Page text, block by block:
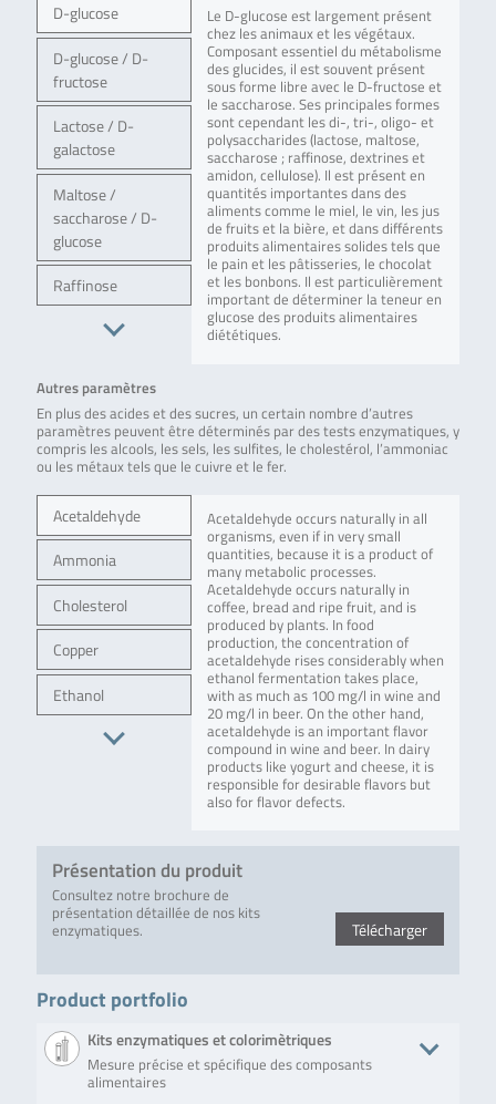
D-glucose
D-glucose / D-
fructose
Lactose / D-
galactose
Maltose /
saccharose / D-
glucose
Raffinose
Le D-glucose est largement présent
chez les animaux et les végétaux.
Composant essentiel du métabolisme
des glucides, il est souvent présent
sous forme libre avec le D-fructose et
le saccharose. Ses principales formes
sont cependant les di-, tri-, oligo- et
polysaccharides (lactose, maltose,
saccharose ; raffinose, dextrines et
amidon, cellulose). Il est présent en
quantités importantes dans des
aliments comme le miel, le vin, les jus
de fruits et la bière, et dans différents
produits alimentaires solides tels que
le pain et les pâtisseries, le chocolat
et les bonbons. Il est particulièrement
important de déterminer la teneur en
glucose des produits alimentaires
diététiques.
Autres paramètres
En plus des acides et des sucres, un certain nombre d’autres
paramètres peuvent être déterminés par des tests enzymatiques, y
compris les alcools, les sels, les sulfites, le cholestérol, l’ammoniac
ou les métaux tels que le cuivre et le fer.
Acetaldehyde
Ammonia
Cholesterol
Copper
Ethanol
Acetaldehyde occurs naturally in all
organisms, even if in very small
quantities, because it is a product of
many metabolic processes.
Acetaldehyde occurs naturally in
coffee, bread and ripe fruit, and is
produced by plants. In food
production, the concentration of
acetaldehyde rises considerably when
ethanol fermentation takes place,
with as much as 100 mg/l in wine and
20 mg/l in beer. On the other hand,
acetaldehyde is an important flavor
compound in wine and beer. In dairy
products like yogurt and cheese, it is
responsible for desirable flavors but
also for flavor defects.
Présentation du produit
Consultez notre brochure de
présentation détaillée de nos kits
enzymatiques.
Télécharger
Product portfolio
Kits enzymatiques et colorimètriques
Mesure précise et spécifique des composants
alimentaires